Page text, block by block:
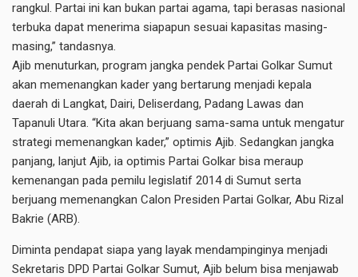
rangkul. Partai ini kan bukan partai agama, tapi berasas nasional
terbuka dapat menerima siapapun sesuai kapasitas masing-
masing,” tandasnya.
Ajib menuturkan, program jangka pendek Partai Golkar Sumut
akan memenangkan kader yang bertarung menjadi kepala
daerah di Langkat, Dairi, Deliserdang, Padang Lawas dan
Tapanuli Utara. “Kita akan berjuang sama-sama untuk mengatur
strategi memenangkan kader,” optimis Ajib. Sedangkan jangka
panjang, lanjut Ajib, ia optimis Partai Golkar bisa meraup
kemenangan pada pemilu legislatif 2014 di Sumut serta
berjuang memenangkan Calon Presiden Partai Golkar, Abu Rizal
Bakrie (ARB).
Diminta pendapat siapa yang layak mendampinginya menjadi
Sekretaris DPD Partai Golkar Sumut, Ajib belum bisa menjawab